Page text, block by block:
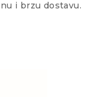
i brzu dostavu.